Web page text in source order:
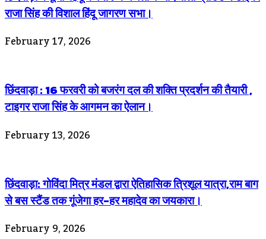
राजा सिंह की विशाल हिंदू जागरण सभा।
February 17, 2026
छिंदवाड़ा : 16 फरवरी को बजरंग दल की शक्ति प्रदर्शन की तैयारी ,
टाइगर राजा सिंह के आगमन का ऐलान।
February 13, 2026
छिंदवाड़ा: गोविंदा मित्र मंडल द्वारा ऐतिहासिक त्रिशूल यात्रा,राम बाग
से बस स्टैंड तक गूंजेगा हर-हर महादेव का जयकारा।
February 9, 2026